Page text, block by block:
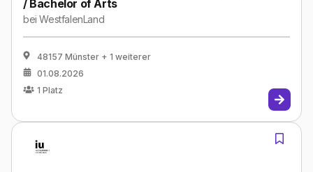
/ Bachelor of Arts
beiWestfalenLand
48157 Münster + 1 weiterer
01.08.2026
1 Platz